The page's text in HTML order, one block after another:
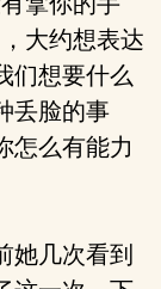
大约想表达
们想要什么
丢脸的事
怎么有能力
她几次看到